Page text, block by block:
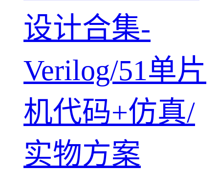
设计合集-
Verilog/51单片
机代码+仿真/
实物方案